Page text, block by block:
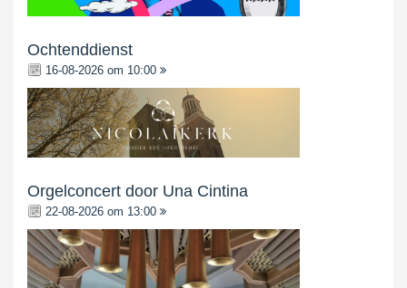
Ochtenddienst
16-08-2026 om 10:00
Orgelconcert door Una Cintina
22-08-2026 om 13:00